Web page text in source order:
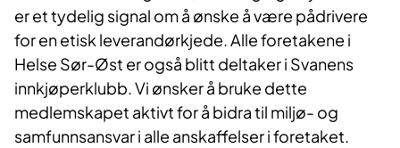
er et tydelig signal om å ønske å være pådrivere
for en etisk leverandørkjede. Alle foretakene i
Helse Sør-Øst er også blitt deltaker i Svanens
innkjøperklubb. Vi ønsker å bruke dette
medlemskapet aktivt for å bidra til miljø- og
samfunnsansvar i alle anskaffelser i foretaket.